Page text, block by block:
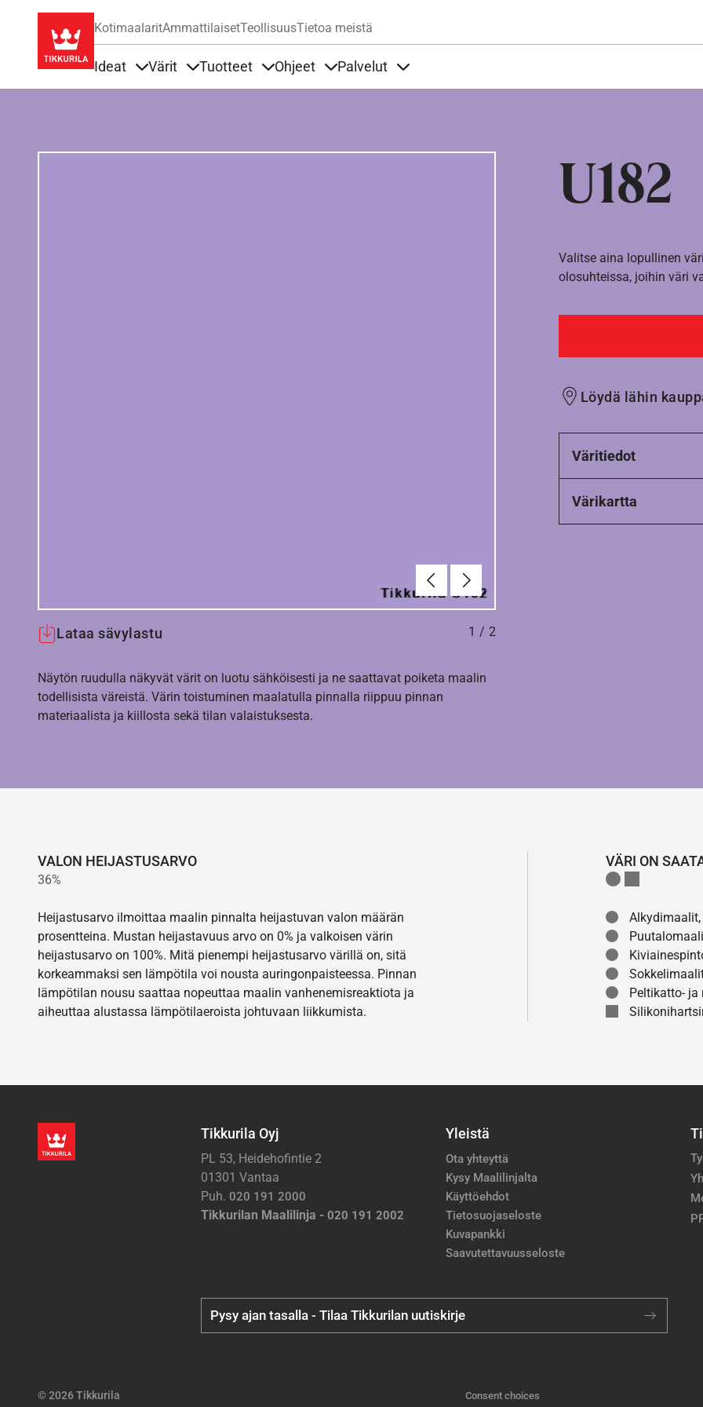
KotimaalaritAmmattilaisetTeollisuusTietoa meistä
Ideat Värit Tuotteet Ohjeet Palvelut
U182
EdellinenSeuraava
Lataa sävylastu 1 / 2
Näytön ruudulla näkyvät värit on luotu sähköisesti ja ne saattavat poiketa maalin
todellisista väreistä. Värin toistuminen maalatulla pinnalla riippuu pinnan
materiaalista ja kiillosta sekä tilan valaistuksesta.
Valitse aina lopullinen
olosuhteissa, joihin väri
Löydä lähin
Väritiedot
Värikartta
VALON HEIJASTUSARVO
36%
Heijastusarvo ilmoittaa maalin pinnalta heijastuvan valon määrän
prosentteina. Mustan heijastavuus arvo on 0% ja valkoisen värin
heijastusarvo on 100%. Mitä pienempi heijastusarvo värillä on, sitä
korkeammaksi sen lämpötila voi nousta auringonpaisteessa. Pinnan
lämpötilan nousu saattaa nopeuttaa maalin vanhenemisreaktiota ja
aiheuttaa alustassa lämpötilaeroista johtuvaan liikkumista.
VÄRI ON
Peltikatto-
Tikkurila Oyj
PL 53, Heidehofintie 2
01301 Vantaa
Puh. 020 191 2000
Tikkurilan Maalilinja - 020 191 2002
Yleistä
Ota yhteyttä
Kysy Maalilinjalta
Käyttöehdot
Tietosuojaseloste
Kuvapankki
Saavutettavuusseloste
Pysy ajan tasalla - Tilaa Tikkurilan uutiskirje
© 2026 Tikkurila Consent choices